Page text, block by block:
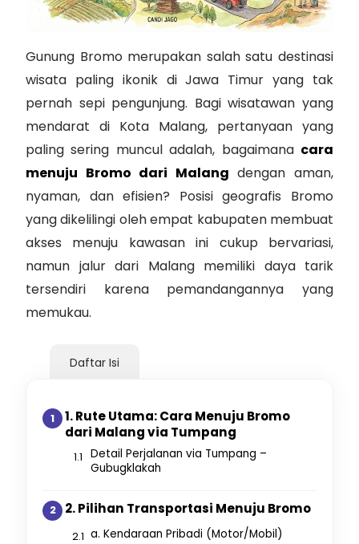
Gunung Bromo merupakan salah satu destinasi
wisata paling ikonik di Jawa Timur yang tak
pernah sepi pengunjung. Bagi wisatawan yang
mendarat di Kota Malang, pertanyaan yang
paling sering muncul adalah, bagaimana cara
menuju Bromo dari Malang dengan aman,
nyaman, dan efisien? Posisi geografis Bromo
yang dikelilingi oleh empat kabupaten membuat
akses menuju kawasan ini cukup bervariasi,
namun jalur dari Malang memiliki daya tarik
tersendiri karena pemandangannya yang
memukau.
Daftar Isi
1. Rute Utama: Cara Menuju Bromo
dari Malang via Tumpang
Detail Perjalanan via Tumpang –
Gubugklakah
2. Pilihan Transportasi Menuju Bromo
a. Kendaraan Pribadi (Motor/Mobil)